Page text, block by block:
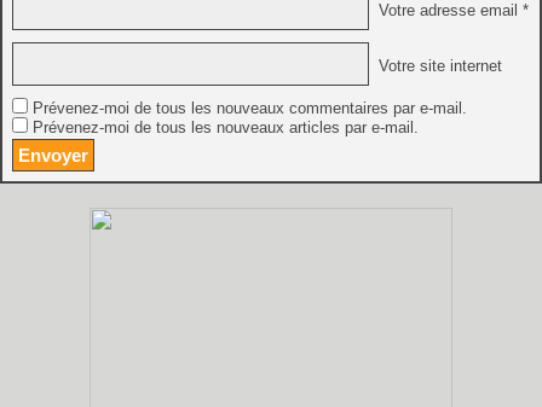
Votre adresse email *
Votre site internet
Prévenez-moi de tous les nouveaux commentaires par e-mail.
Prévenez-moi de tous les nouveaux articles par e-mail.